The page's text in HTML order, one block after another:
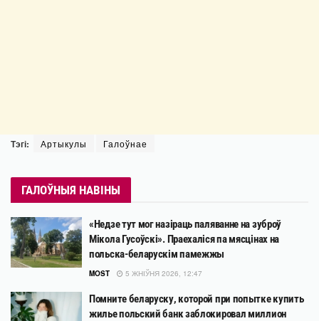
Тэгі: Артыкулы Галоўнае
ГАЛОЎНЫЯ НАВІНЫ
«Недзе тут мог назіраць паляванне на зуброў
Мікола Гусоўскі». Праехаліся па мясцінах на
польска-беларускім памежжы
MOST 5 ЖНІЎНЯ 2026, 12:47
Помните беларуску, которой при попытке купить
жилье польский банк заблокировал миллион